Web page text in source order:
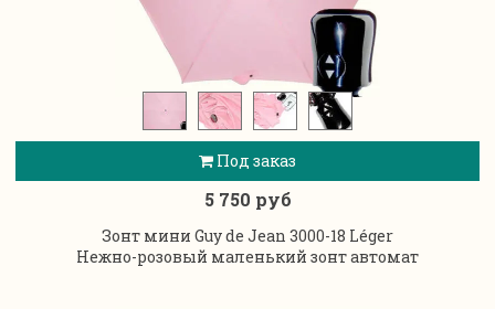
Под заказ
5 750 руб
Зонт мини Guy de Jean 3000-18 Léger
Нежно-розовый маленький зонт автомат